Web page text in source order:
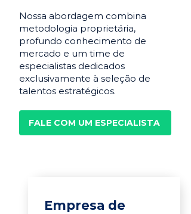
Nossa abordagem combina
metodologia proprietária,
profundo conhecimento de
mercado e um time de
especialistas dedicados
exclusivamente à seleção de
talentos estratégicos.
FALE COM UM ESPECIALISTA
Empresa de